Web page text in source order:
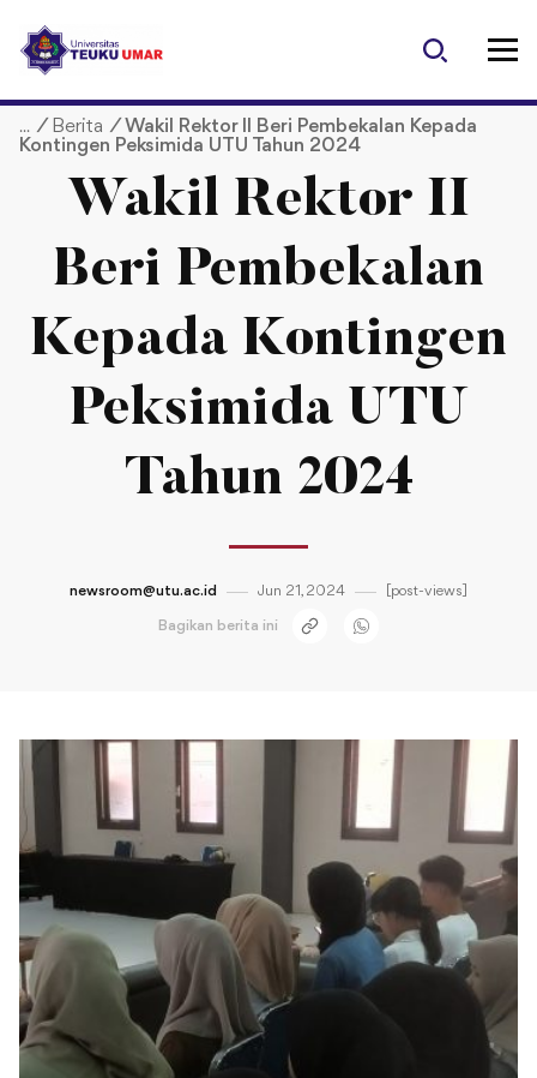
p
/ Berita / Wakil Rektor II Beri Pembekalan Kepada
Kontingen Peksimida UTU Tahun 2024
Wakil Rektor II
Beri Pembekalan
Kepada Kontingen
Peksimida UTU
Tahun 2024
newsroom@utu.ac.id Jun 21, 2024 [post-views]
Bagikan berita ini